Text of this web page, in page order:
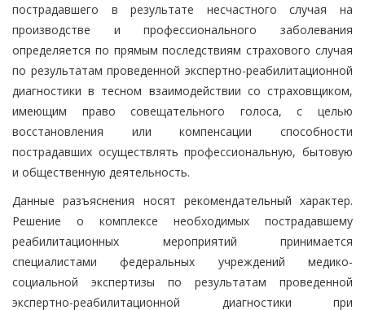
пострадавшего в результате несчастного случая на
производстве и профессионального заболевания
определяется по прямым последствиям страхового случая
по результатам проведенной экспертно-реабилитационной
диагностики в тесном взаимодействии со страховщиком,
имеющим право совещательного голоса, с целью
восстановления или компенсации способности
пострадавших осуществлять профессиональную, бытовую
и общественную деятельность.
Данные разъяснения носят рекомендательный характер.
Решение о комплексе необходимых пострадавшему
реабилитационных мероприятий принимается
специалистами федеральных учреждений медико-
социальной экспертизы по результатам проведенной
экспертно-реабилитационной диагностики при